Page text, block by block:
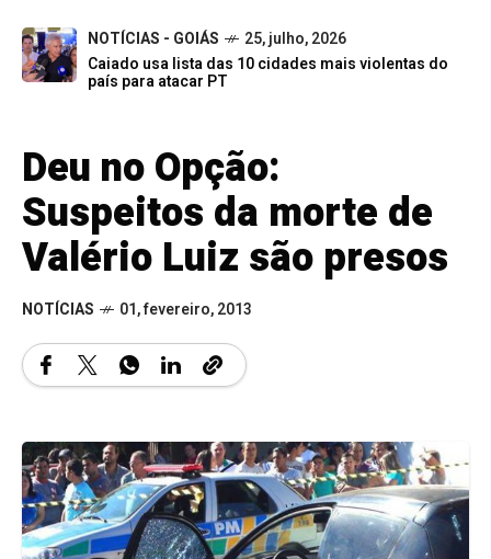
NOTÍCIAS - GOIÁS
25, julho, 2026
Caiado usa lista das 10 cidades mais violentas do
país para atacar PT
Deu no Opção:
Suspeitos da morte de
Valério Luiz são presos
NOTÍCIAS 01, fevereiro, 2013